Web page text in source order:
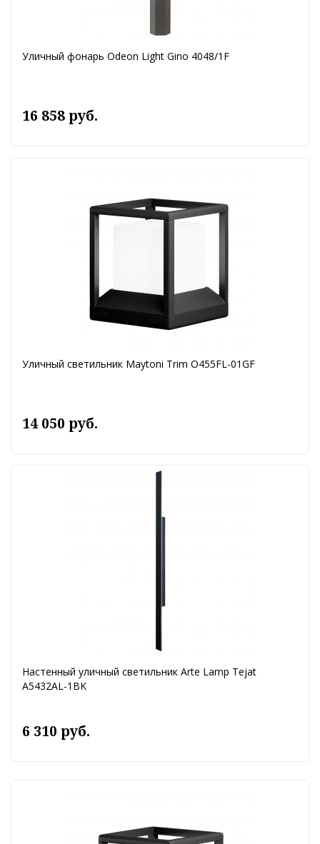
Уличный фонарь Odeon Light Gino 4048/1F
16 858 руб.
Уличный светильник Maytoni Trim O455FL-01GF
14 050 руб.
Настенный уличный светильник Arte Lamp Tejat
A5432AL-1BK
6 310 руб.